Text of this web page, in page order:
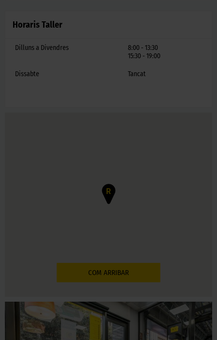
Horaris Taller
Dilluns a Divendres
8:00 - 13:30
15:30 - 19:00
Dissabte Tancat
R
COM ARRIBAR